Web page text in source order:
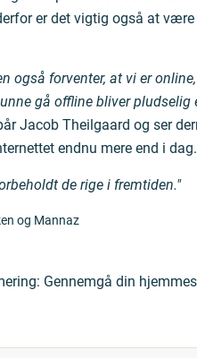
er det vigtig også at
også forventer, at vi er
gå offline bliver pludselig
Jacob Theilgaard og ser
endnu mere end i dag.
de rige i fremtiden."
og Mannaz
Gennemgå din